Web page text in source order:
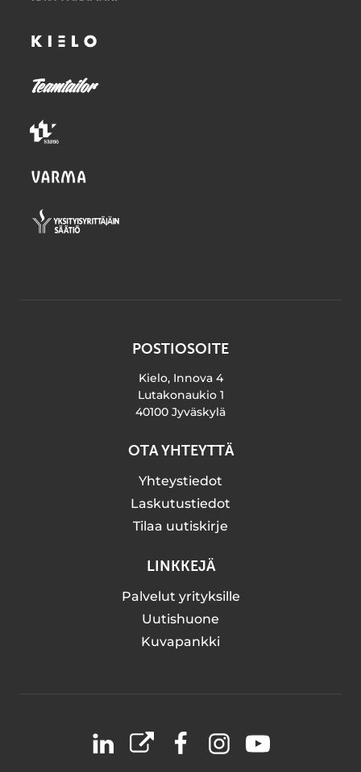
POSTIOSOITE
Kielo, Innova 4
Lutakonaukio 1
40100 Jyväskylä
OTA YHTEYTTÄ
Yhteystiedot
Laskutustiedot
Tilaa uutiskirje
LINKKEJÄ
Palvelut yrityksille
Uutishuone
Kuvapankki
LinkedIn
X FacebookInstagramYouTube